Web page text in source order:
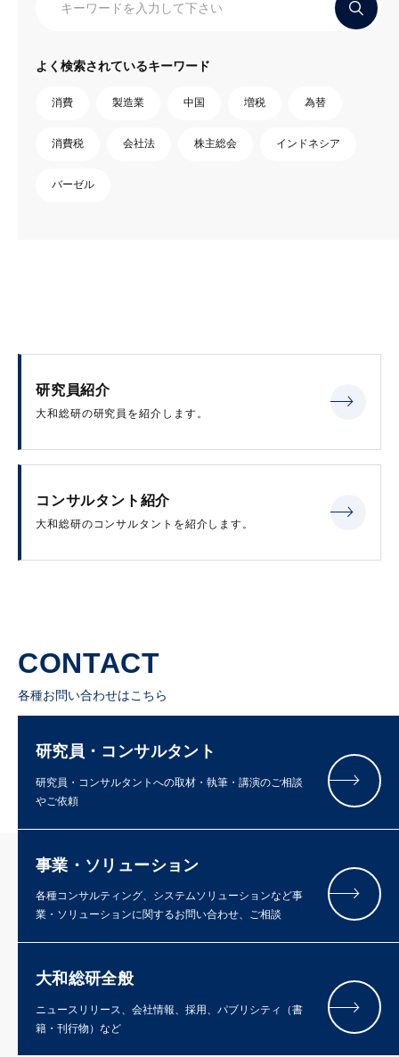
よく検索されているキーワード
消費 製造業 中国 増税 為替
消費税 会社法 株主総会 インドネシア
バーゼル
研究員紹介
大和総研の研究員を紹介します。
コンサルタント紹介
大和総研のコンサルタントを紹介します。
CONTACT
各種お問い合わせはこちら
研究員・コンサルタント
研究員・コンサルタントへの取材・執筆・講演のご相談
やご依頼
事業・ソリューション
各種コンサルティング、システムソリューションなど事
業・ソリューションに関するお問い合わせ、ご相談
大和総研全般
ニュースリリース、会社情報、採用、パブリシティ（書
籍・刊行物）など